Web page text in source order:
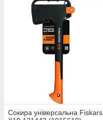
Сокира універсальна Fiskars